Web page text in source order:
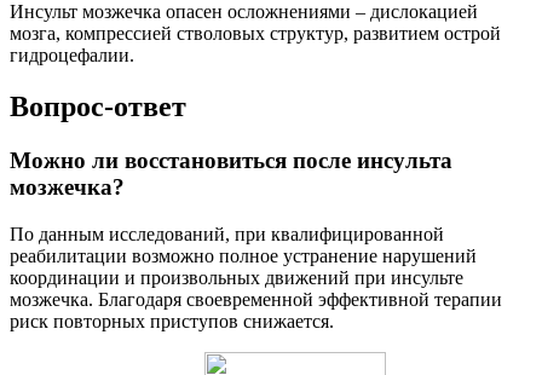
Инсульт мозжечка опасен осложнениями – дислокацией
мозга, компрессией стволовых структур, развитием острой
гидроцефалии.
Вопрос-ответ
Можно ли восстановиться после инсульта
мозжечка?
По данным исследований, при квалифицированной
реабилитации возможно полное устранение нарушений
координации и произвольных движений при инсульте
мозжечка. Благодаря своевременной эффективной терапии
риск повторных приступов снижается.